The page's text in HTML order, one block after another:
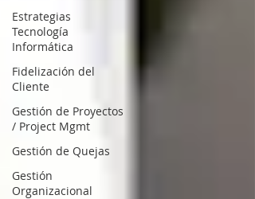
Estrategias
Tecnología
Informática
Fidelización del
Cliente
Gestión de Proyectos
/ Project Mgmt
Gestión de Quejas
Gestión
Organizacional